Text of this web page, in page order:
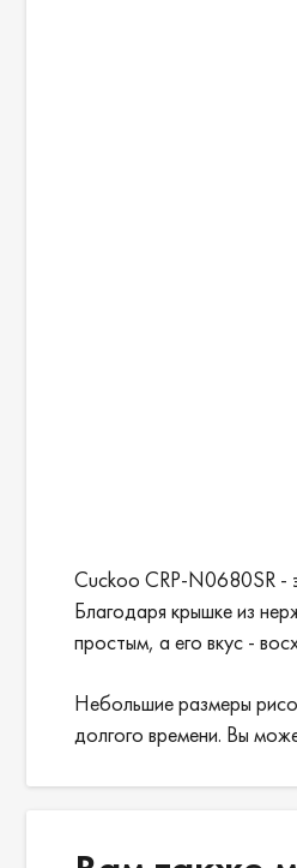
Cuckoo CRP-N0680SR -
Благодаря крышке из
простым, а его вкус -
Небольшие размеры
долгого времени. Вы